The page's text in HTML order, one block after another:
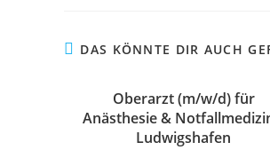
DAS KÖNNTE DIR AUCH
Oberarzt (m/w/d) für
Anästhesie &
Ludwigshafen